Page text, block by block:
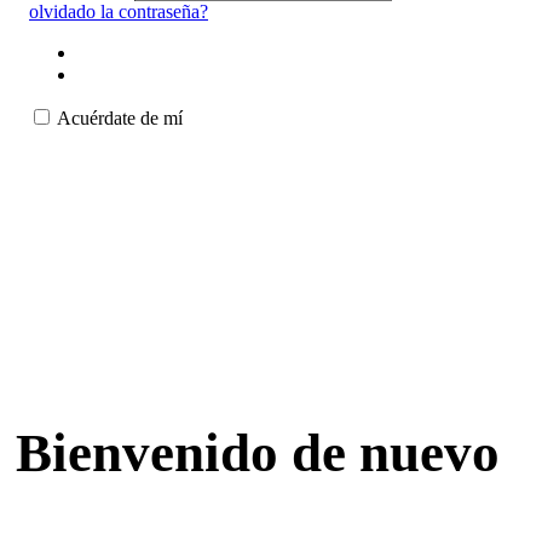
olvidado la contraseña?
Acuérdate de mí
Bienvenido de nuevo